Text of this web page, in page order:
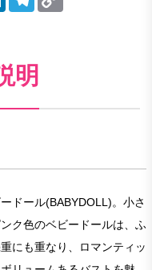
明
ドール(BABYDOLL)。小さ
ク色のベビードールは、ふ
にも重なり、ロマンティッ